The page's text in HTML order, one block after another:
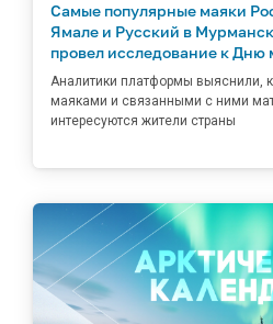
Самые популярные маяки
Ямале и Русский в
провел исследование к Дню
Аналитики платформы выяснили,
маяками и связанными с ними
интересуются жители страны